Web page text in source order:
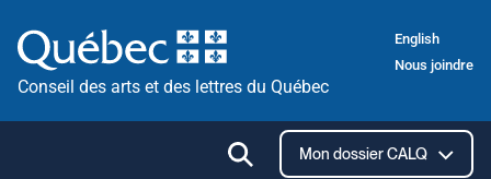
au
contenu
Conseil des arts et des lettres du Québec
English
Nous joindre
Ouvrir
la Mon dossier CALQ